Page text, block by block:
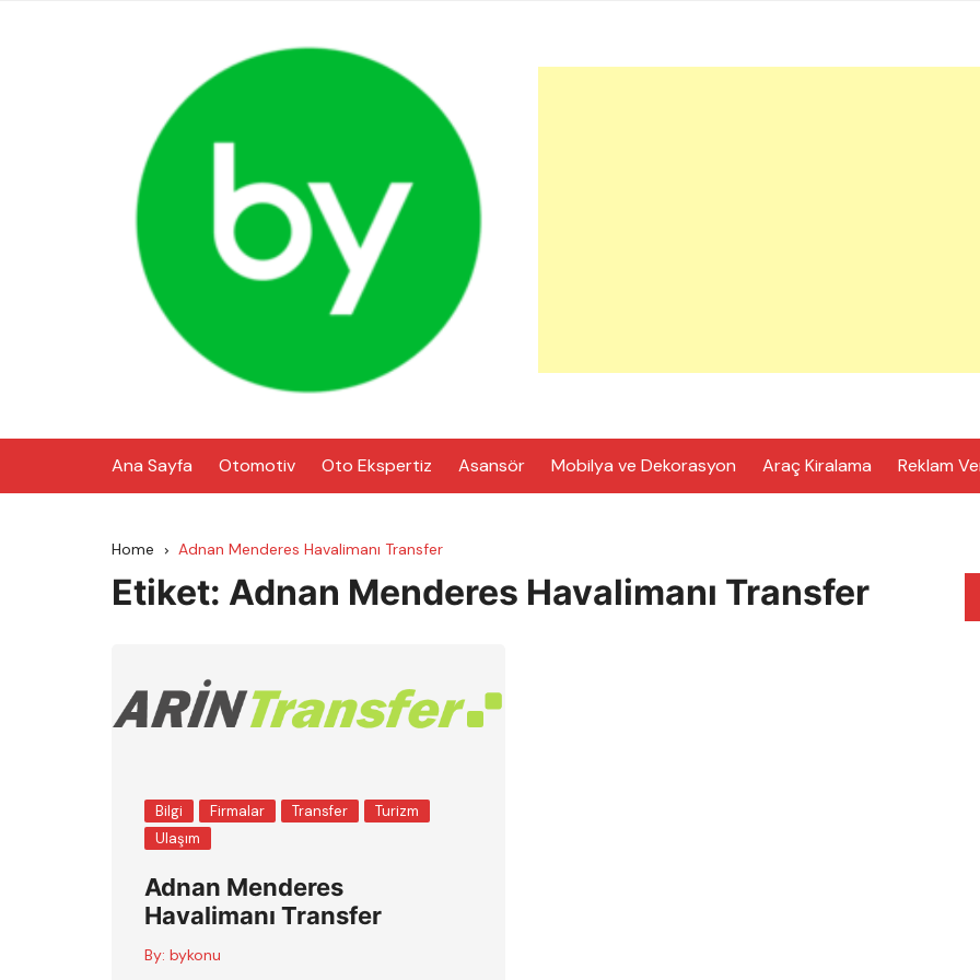
Ana Sayfa Otomotiv Oto Ekspertiz Asansör Mobilya ve Dekorasyon Araç Kiralama Reklam
Home Adnan Menderes Havalimanı Transfer
Etiket: Adnan Menderes Havalimanı Transfer
Bilgi Firmalar Transfer
Turizm
Ulaşım
Adnan Menderes
Havalimanı Transfer
By: bykonu